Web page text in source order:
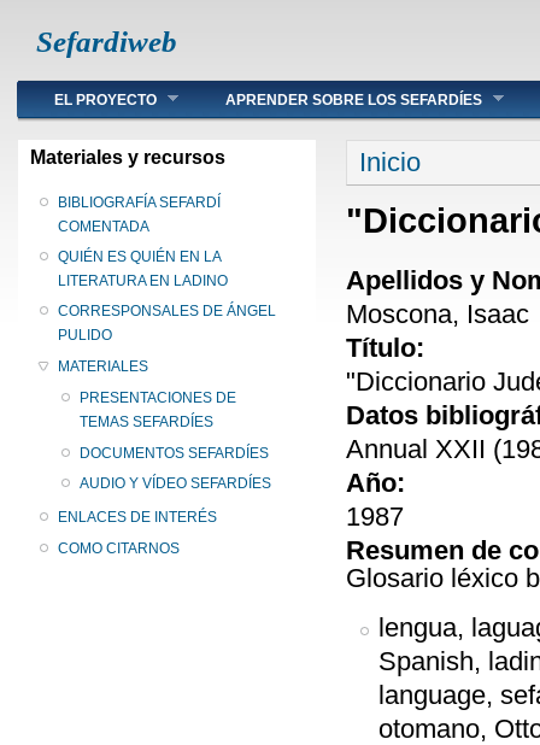
Sefardiweb
Main menu
EL PROYECTO APRENDER SOBRE LOS SEFARDÍES
Materiales y recursos
BIBLIOGRAFÍA SEFARDÍ
COMENTADA
QUIÉN ES QUIÉN EN LA
LITERATURA EN LADINO
CORRESPONSALES DE ÁNGEL
PULIDO
MATERIALES
PRESENTACIONES DE
TEMAS SEFARDÍES
DOCUMENTOS SEFARDÍES
AUDIO Y VÍDEO SEFARDÍES
ENLACES DE INTERÉS
COMO CITARNOS
Se encuentra
Inicio
Apellidos y
Moscona, Isaac
Título:
"Diccionario
Datos
Annual XXII
Año:
1987
Resumen de
Glosario léxico
lengua,
Spanish,
language,
otomano,